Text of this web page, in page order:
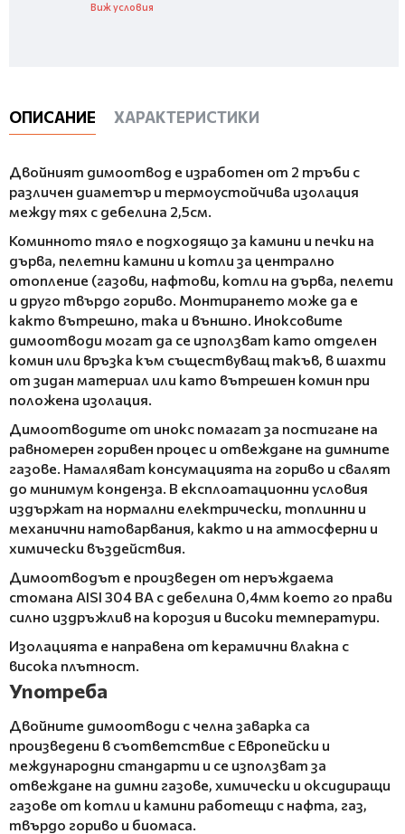
Виж условия
ОПИСАНИЕ ХАРАКТЕРИСТИКИ
Двойният димоотвод е изработен от 2 тръби с
различен диаметър и термоустойчива изолация
между тях с дебелина 2,5см.
Коминното тяло е подходящо за камини и печки на
дърва, пелетни камини и котли за централно
отопление (газови, нафтови, котли на дърва, пелети
и друго твърдо гориво. Монтирането може да е
както вътрешно, така и външно. Иноксовите
димоотводи могат да се използват като отделен
комин или връзка към съществуващ такъв, в шахти
от зидан материал или като вътрешен комин при
положена изолация.
Димоотводите от инокс помагат за постигане на
равномерен горивен процес и отвеждане на димните
газове. Намаляват консумацията на гориво и свалят
до минимум конденза. В експлоатационни условия
издържат на нормални електрически, топлинни и
механични натоварвания, както и на атмосферни и
химически въздействия.
Димоотводът е произведен от неръждаема
стомана AISI 304 BA с дебелина 0,4мм което го прави
силно издръжлив на корозия и високи температури.
Изолацията е направена от керамични влакна с
висока плътност.
Употреба
Двойните димоотводи с челна заварка са
произведени в съответствие с Европейски и
международни стандарти и се използват за
отвеждане на димни газове, химически и оксидиращи
газове от котли и камини работещи с нафта, газ,
твърдо гориво и биомаса.